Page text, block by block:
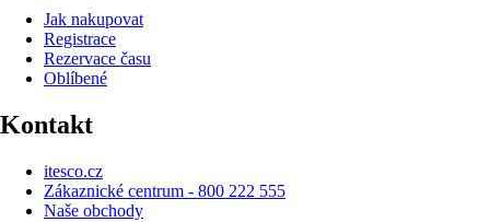
Jak nakupovat
Registrace
Rezervace času
Oblíbené
Kontakt
itesco.cz
Zákaznické centrum - 800 222 555
Naše obchody